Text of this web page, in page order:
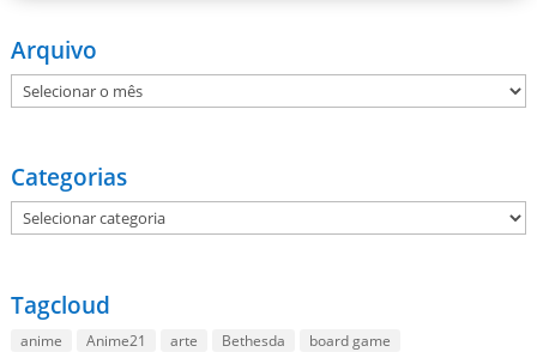
Arquivo
Arquivo
Categorias
Categorias
Tagcloud
anime Anime21 arte Bethesda
board game